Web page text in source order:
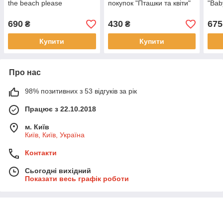
the beach please
690 ₴
Купити
покупок "Пташки та квіти"
430₴
Купити
675
Про нас
98% позитивних з 53 відгуків за рік
Працює з 22.10.2018
м. Київ
Київ, Київ, Україна
Контакти
Сьогодні вихідний
Показати весь графік роботи